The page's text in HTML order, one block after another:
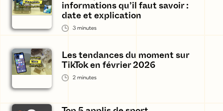
informations qu’il faut savoir :
date et explication
3 minutes
Les tendances du moment sur
TikTok en février 2026
2 minutes